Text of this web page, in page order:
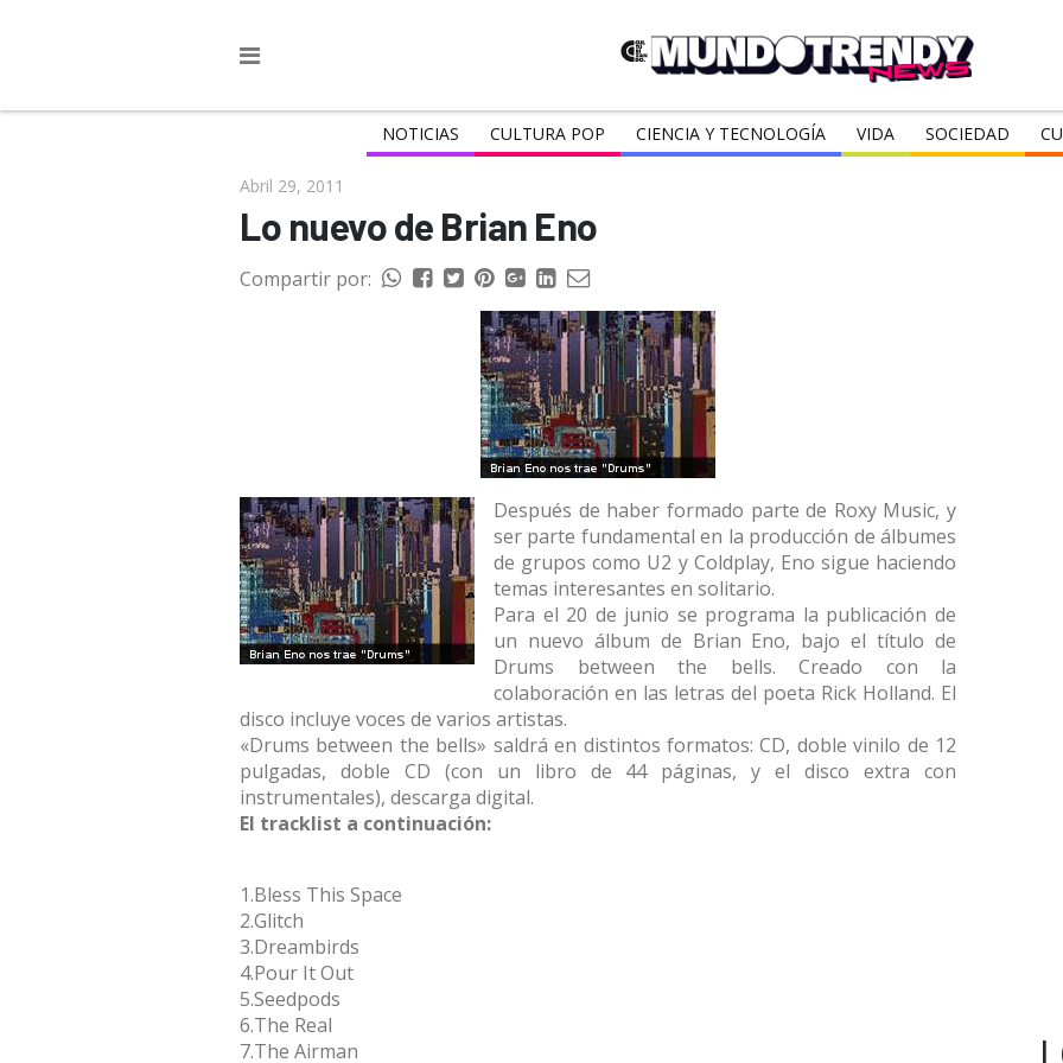
NOTICIAS CULTURA POP CIENCIA Y TECNOLOGÍA VIDA SOCIEDAD
Abril 29, 2011
Lo nuevo de Brian Eno
Compartir por:
Después de haber formado parte de Roxy Music, y
ser parte fundamental en la producción de álbumes
de grupos como U2 y Coldplay, Eno sigue haciendo
temas interesantes en solitario.
Para el 20 de junio se programa la publicación de
un nuevo álbum de Brian Eno, bajo el título de
Drums between the bells. Creado con la
colaboración en las letras del poeta Rick Holland. El
disco incluye voces de varios artistas.
«Drums between the bells» saldrá en distintos formatos: CD, doble vinilo de 12
pulgadas, doble CD (con un libro de 44 páginas, y el disco extra con
instrumentales), descarga digital.
El tracklist a continuación:
1.Bless This Space
2.Glitch
3.Dreambirds
4.Pour It Out
5.Seedpods
6.The Real
7.The Airman